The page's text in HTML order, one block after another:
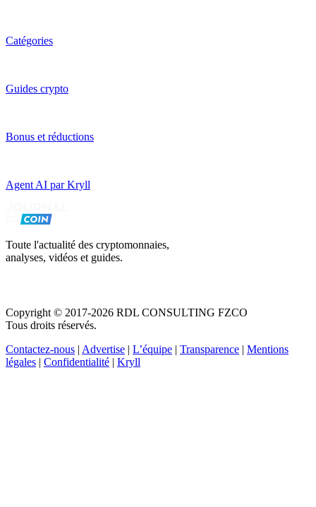
Catégories
Guides crypto
Bonus et réductions
Agent AI par Kryll
Toute l'actualité des cryptomonnaies,
analyses, vidéos et guides.
Copyright © 2017-2026 RDL CONSULTING FZCO
Tous droits réservés.
Contactez-nous | Advertise | L’équipe | Transparence | Mentions
légales | Confidentialité | Kryll